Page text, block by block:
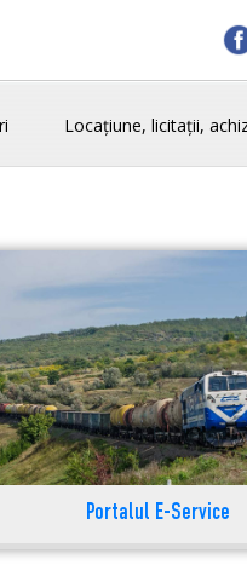
Locațiune, licitații,
Portalul E-Service